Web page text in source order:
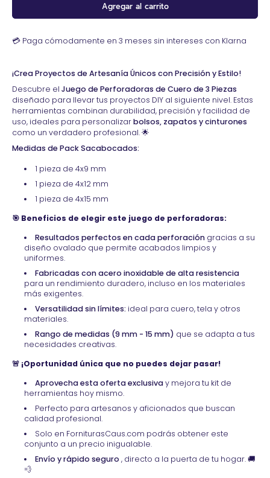
Agregar al carrito
💳 Paga cómodamente en 3 meses sin intereses con Klarna
¡Crea Proyectos de Artesanía Únicos con Precisión y Estilo!
Descubre el Juego de Perforadoras de Cuero de 3 Piezas
diseñado para llevar tus proyectos DIY al siguiente nivel. Estas
herramientas combinan durabilidad, precisión y facilidad de
uso, ideales para personalizarbolsos, zapatos y cinturones
como un verdadero profesional. 🌟
Medidas de Pack Sacabocados:
1 pieza de 4x9 mm
1 pieza de 4x12 mm
1 pieza de 4x15 mm
🎯 Beneficios de elegir este juego de perforadoras:
Resultados perfectos en cada perforacióngracias a su
diseño ovalado que permite acabados limpios y
uniformes.
Fabricadas con acero inoxidable de alta resistencia
para un rendimiento duradero, incluso en los materiales
más exigentes.
Versatilidad sin límites: ideal para cuero, tela y otros
materiales.
Rango de medidas (9 mm - 15 mm) que se adapta a tus
necesidades creativas.
🚨 ¡Oportunidad única que no puedes dejar pasar!
Aprovecha esta oferta exclusivay mejora tu kit de
herramientas hoy mismo.
Perfecto para artesanos y aficionados que buscan
calidad profesional.
Solo en ForniturasCaus.com podrás obtener este
conjunto a un precio inigualable.
Envío y rápido seguro , directo a la puerta de tu hogar. 🚚
💨